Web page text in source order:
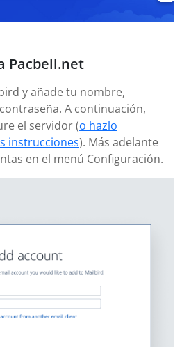
Pacbell.net
y añade tu nombre,
A continuación,
el servidor (o hazlo
instrucciones). Más adelante
en el menú Configuración.